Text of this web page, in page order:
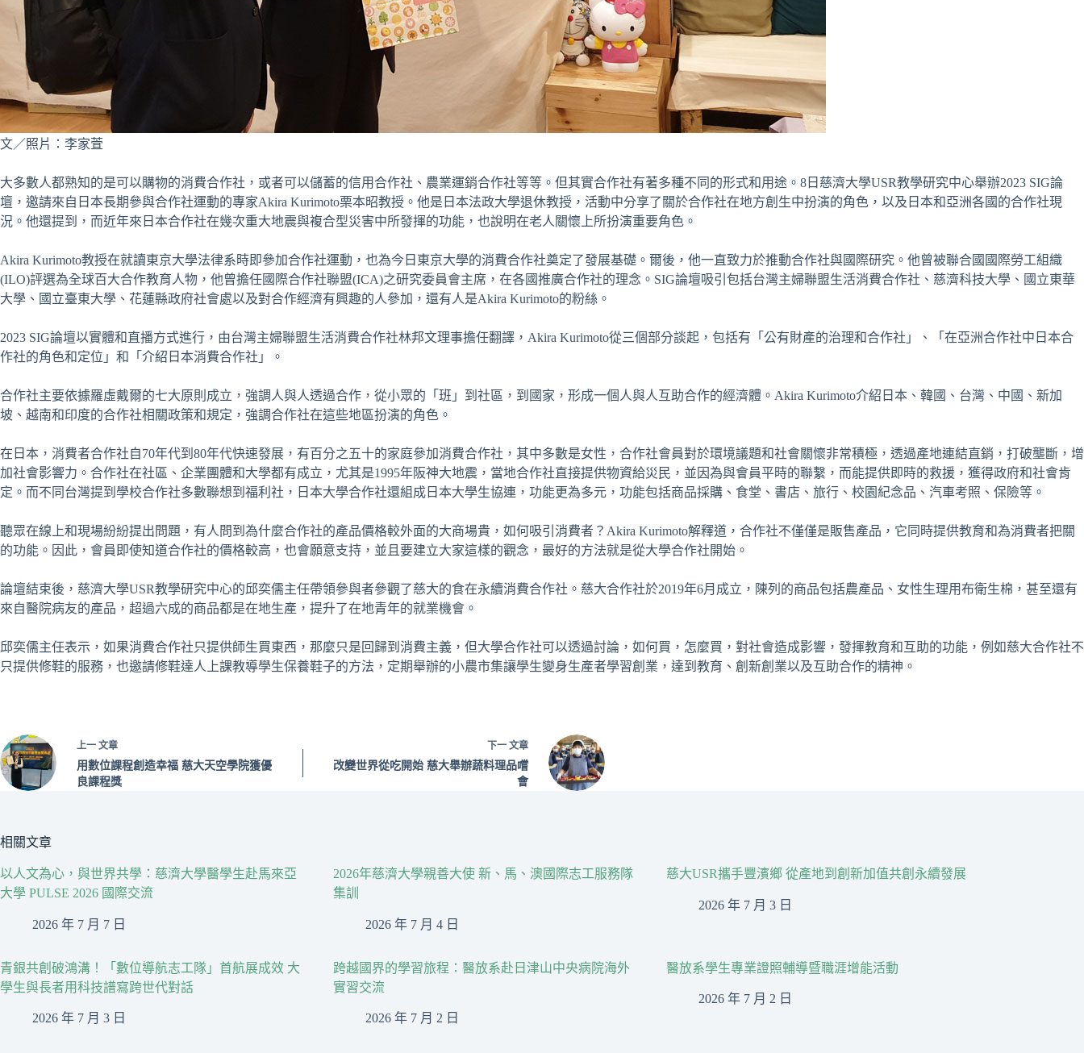
文／照片：李家萓
大多數人都熟知的是可以購物的消費合作社，或者可以儲蓄的信用合作社、農業運銷合作社等等。但其實合作社有著多種不同的形式和用途。8日慈濟大學USR教學研究中心舉辦2023 SIG論
壇，邀請來自日本長期參與合作社運動的專家Akira Kurimoto栗本昭教授。他是日本法政大學退休教授，活動中分享了關於合作社在地方創生中扮演的角色，以及日本和亞洲各國的合作社現
況。他還提到，而近年來日本合作社在幾次重大地震與複合型災害中所發揮的功能，也說明在老人關懷上所扮演重要角色。
Akira Kurimoto教授在就讀東京大學法律系時即參加合作社運動，也為今日東京大學的消費合作社奠定了發展基礎。爾後，他一直致力於推動合作社與國際研究。他曾被聯合國國際勞工組織
(ILO)評選為全球百大合作教育人物，他曾擔任國際合作社聯盟(ICA)之研究委員會主席，在各國推廣合作社的理念。SIG論壇吸引包括台灣主婦聯盟生活消費合作社、慈濟科技大學、國立東華
大學、國立臺東大學、花蓮縣政府社會處以及對合作經濟有興趣的人參加，還有人是Akira Kurimoto的粉絲。
2023 SIG論壇以實體和直播方式進行，由台灣主婦聯盟生活消費合作社林邦文理事擔任翻譯，Akira Kurimoto從三個部分談起，包括有「公有財產的治理和合作社」、「在亞洲合作社中日本合
作社的角色和定位」和「介紹日本消費合作社」。
合作社主要依據羅虛戴爾的七大原則成立，強調人與人透過合作，從小眾的「班」到社區，到國家，形成一個人與人互助合作的經濟體。Akira Kurimoto介紹日本、韓國、台灣、中國、新加
坡、越南和印度的合作社相關政策和規定，強調合作社在這些地區扮演的角色。
在日本，消費者合作社自70年代到80年代快速發展，有百分之五十的家庭參加消費合作社，其中多數是女性，合作社會員對於環境議題和社會關懷非常積極，透過產地連結直銷，打破壟斷，增
加社會影響力。合作社在社區、企業團體和大學都有成立，尤其是1995年阪神大地震，當地合作社直接提供物資給災民，並因為與會員平時的聯繫，而能提供即時的救援，獲得政府和社會肯
定。而不同台灣提到學校合作社多數聯想到福利社，日本大學合作社還組成日本大學生協連，功能更為多元，功能包括商品採購、食堂、書店、旅行、校園紀念品、汽車考照、保險等。
聽眾在線上和現場紛紛提出問題，有人問到為什麼合作社的產品價格較外面的大商場貴，如何吸引消費者？Akira Kurimoto解釋道，合作社不僅僅是販售產品，它同時提供教育和為消費者把關
的功能。因此，會員即使知道合作社的價格較高，也會願意支持，並且要建立大家這樣的觀念，最好的方法就是從大學合作社開始。
論壇結束後，慈濟大學USR教學研究中心的邱奕儒主任帶領參與者參觀了慈大的食在永續消費合作社。慈大合作社於2019年6月成立，陳列的商品包括農產品、女性生理用布衛生棉，甚至還有
來自醫院病友的產品，超過六成的商品都是在地生產，提升了在地青年的就業機會。
邱奕儒主任表示，如果消費合作社只提供師生買東西，那麼只是回歸到消費主義，但大學合作社可以透過討論，如何買，怎麼買，對社會造成影響，發揮教育和互助的功能，例如慈大合作社不
只提供修鞋的服務，也邀請修鞋達人上課教導學生保養鞋子的方法，定期舉辦的小農市集讓學生變身生產者學習創業，達到教育、創新創業以及互助合作的精神。
上一 文章
用數位課程創造幸福 慈大天空學院獲優
良課程獎
下一 文章
改變世界從吃開始 慈大舉辦蔬料理品嚐
會
相關文章
以人文為心，與世界共學：慈濟大學醫學生赴馬來亞
大學 PULSE 2026 國際交流
2026 年 7 月 7 日
2026年慈濟大學親善大使 新、馬、澳國際志工服務隊
集訓
2026 年 7 月 4 日
慈大USR攜手豐濱鄉 從產地到創新加值共創永續發展
2026 年 7 月 3 日
青銀共創破鴻溝！「數位導航志工隊」首航展成效 大
學生與長者用科技譜寫跨世代對話
2026 年 7 月 3 日
跨越國界的學習旅程：醫放系赴日津山中央病院海外
實習交流
2026 年 7 月 2 日
醫放系學生專業證照輔導暨職涯增能活動
2026 年 7 月 2 日